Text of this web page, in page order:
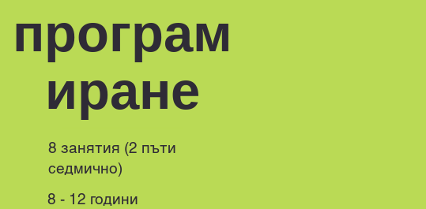
програм
иране
8 занятия (2 пъти
седмично)
8 - 12 години